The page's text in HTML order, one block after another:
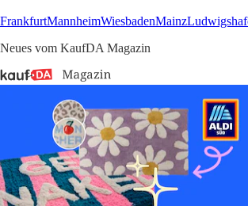
FrankfurtMannheimWiesbadenMainz
Neues vom KaufDA Magazin